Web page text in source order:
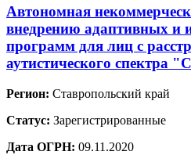
Автономная
внедрению адаптивных и
программ для лиц с
аутистического спектра
Регион: Ставропольский край
Статус: Зарегистрированные
Дата ОГРН: 09.11.2020